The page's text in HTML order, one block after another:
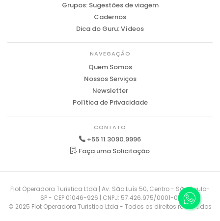
Grupos: Sugestões de viagem
Cadernos
Dica do Guru: Vídeos
NAVEGAÇÃO
Quem Somos
Nossos Serviços
Newsletter
Política de Privacidade
CONTATO
+55 11 3090.9996
Faça uma Solicitação
Flot Operadora Turistica Ltda | Av. São Luís 50, Centro - São Paulo-
SP - CEP 01046-926 | CNPJ: 57.426.975/0001-01
© 2025 Flot Operadora Turistica Ltda - Todos os direitos reservados